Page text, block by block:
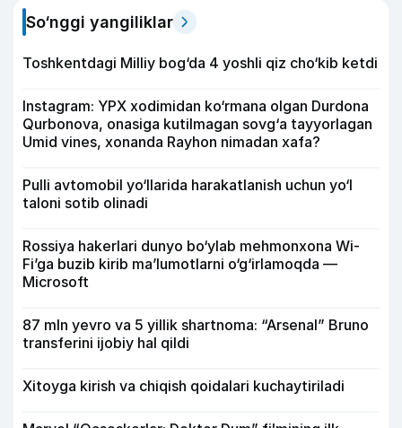
So‘nggi yangiliklar
Toshkentdagi Milliy bog‘da 4 yoshli qiz cho‘kib ketdi
Instagram: YPX xodimidan ko‘rmana olgan Durdona
Qurbonova, onasiga kutilmagan sovg‘a tayyorlagan
Umid vines, xonanda Rayhon nimadan xafa?
Pulli avtomobil yo‘llarida harakatlanish uchun yo‘l
taloni sotib olinadi
Rossiya hakerlari dunyo bo‘ylab mehmonxona Wi-
Fi’ga buzib kirib ma’lumotlarni o‘g‘irlamoqda —
Microsoft
87 mln yevro va 5 yillik shartnoma: “Arsenal” Bruno
transferini ijobiy hal qildi
Xitoyga kirish va chiqish qoidalari kuchaytiriladi